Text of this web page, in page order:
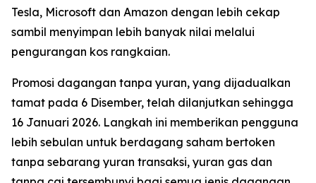
Tesla, Microsoft dan Amazon dengan lebih cekap
sambil menyimpan lebih banyak nilai melalui
pengurangan kos rangkaian.
Promosi dagangan tanpa yuran, yang dijadualkan
tamat pada 6 Disember, telah dilanjutkan sehingga
16 Januari 2026. Langkah ini memberikan pengguna
lebih sebulan untuk berdagang saham bertoken
tanpa sebarang yuran transaksi, yuran gas dan